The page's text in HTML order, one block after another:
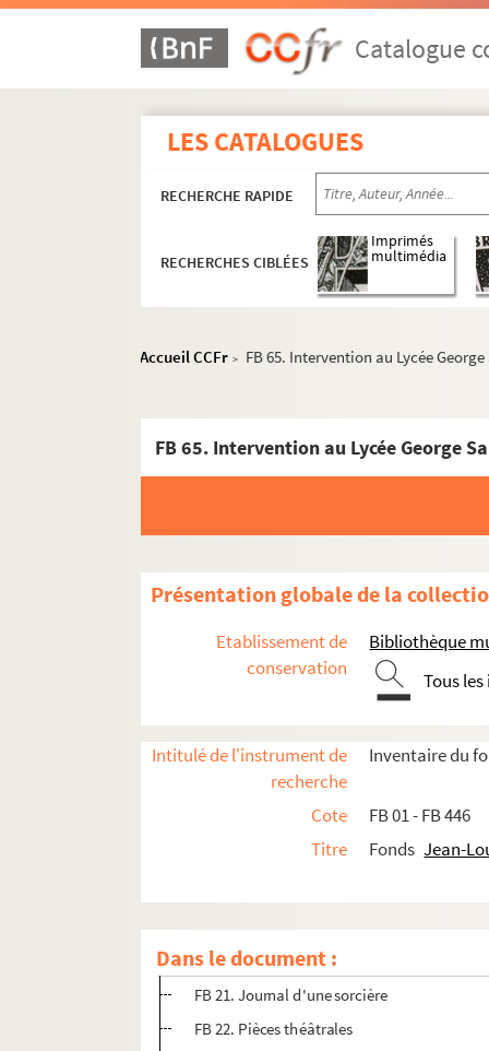
Catalogue
LES CATALOGUES
RECHERCHE RAPIDE
RECHERCHES CIBLÉES
Imprimés
multimédia
Accueil CCFr > FB 65. Intervention au Lycée
Présentation globale de la
Etablissement de
conservation
Bibliothèque
Tous
Intitulé de l'instrument de
recherche
Inventaire du
Cote
FB 01 - FB 446
Titre
Fonds Jean-
Dans le document :
Œuvres littéraires
Jean-Louis Boncœur,
Jean-Louis Boncœur,
Le Berger m'a dit...
Jean-Louis Boncœur,
Airs, chants et
FB 19. Écrits divers
FB 20. Écrits ébauchés pour la scène
FB 21. Journal d'une sorcière
FB 22. Pièces théâtrales